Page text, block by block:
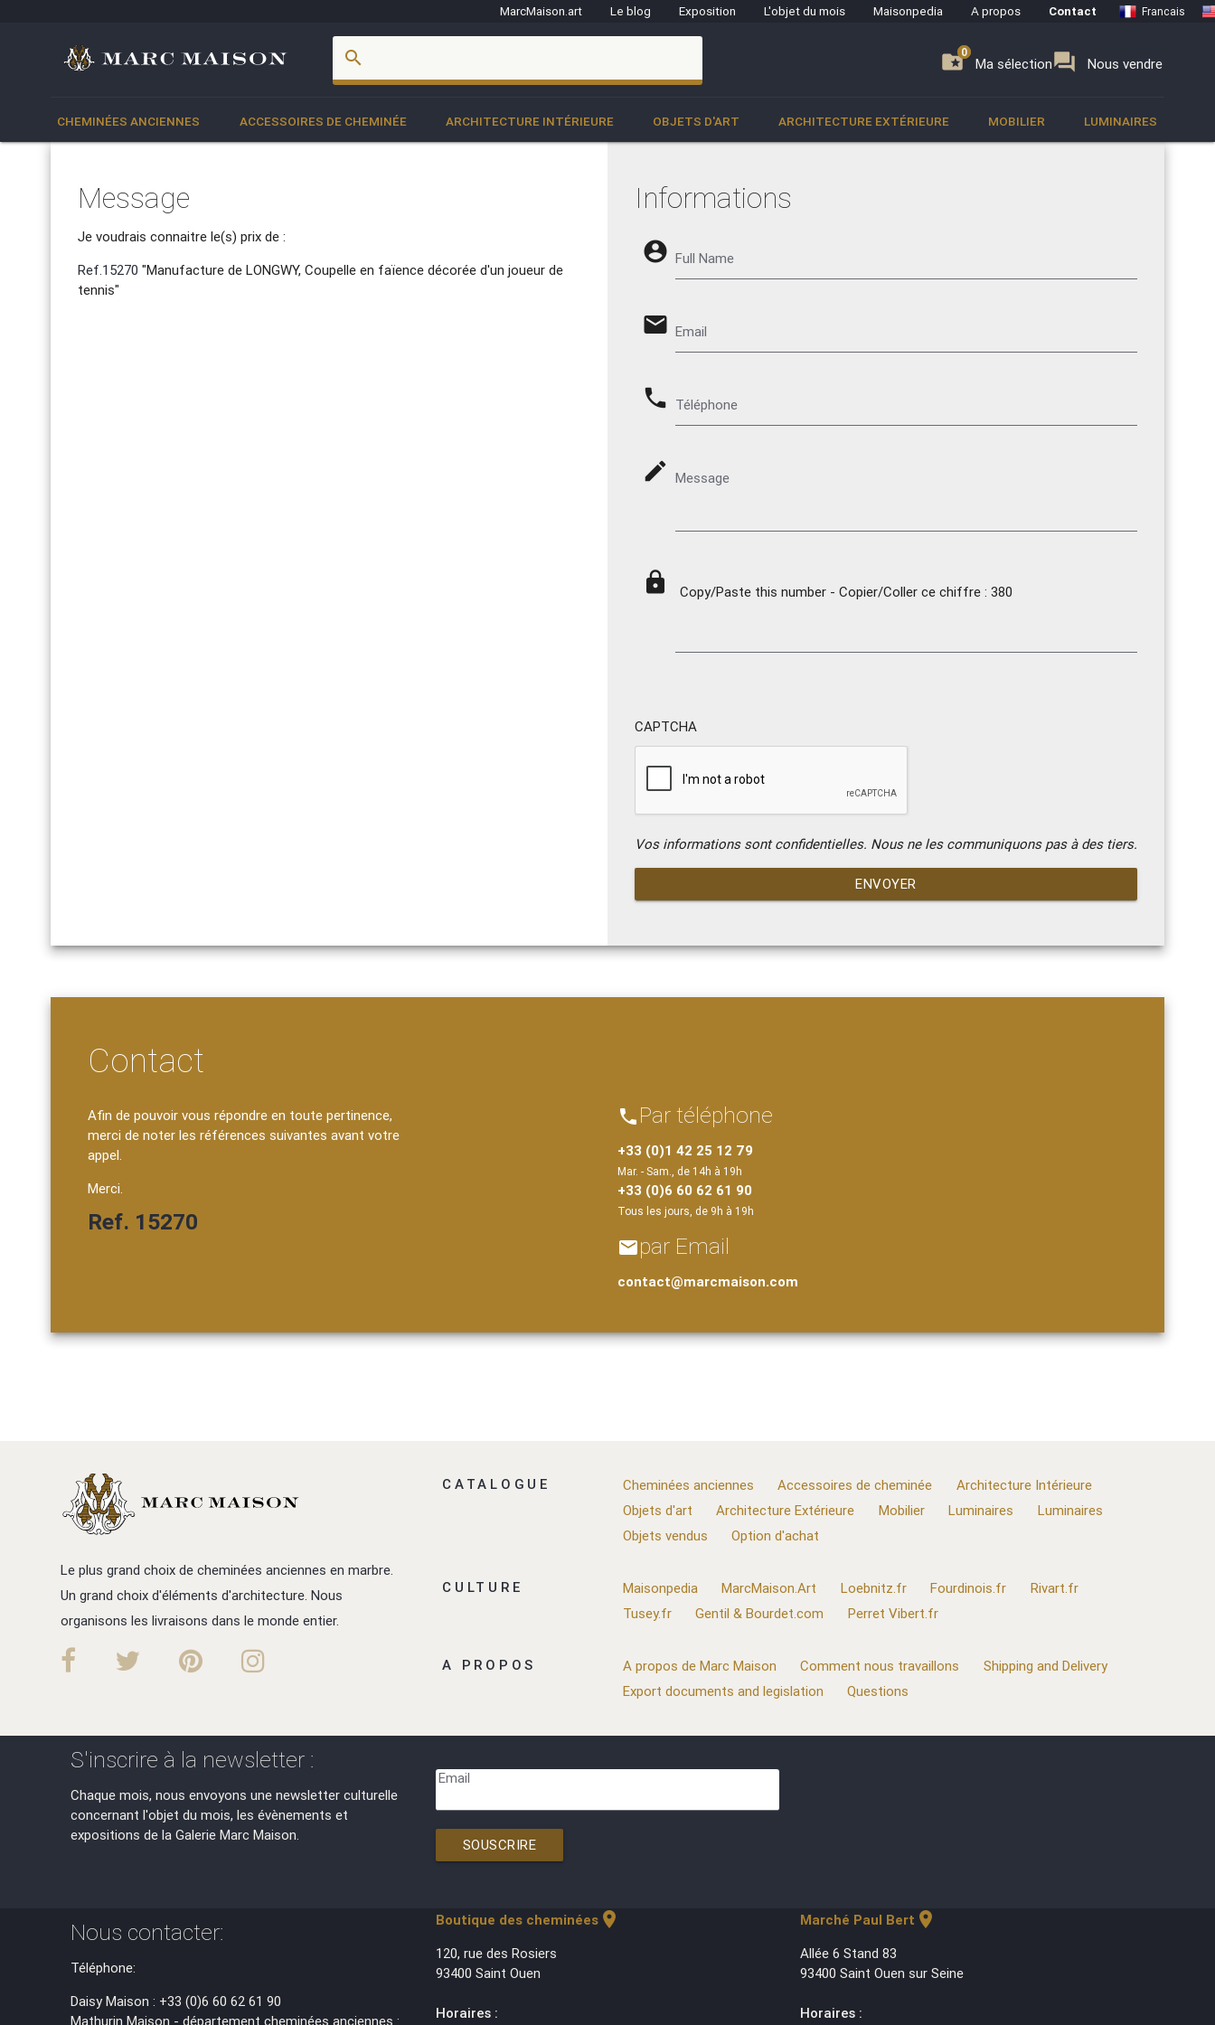
MarcMaison.art Le blog Exposition L'objet du mois Maisonpedia A propos Contact Francais
search folder_special Ma sélection
0 forum Nous vendre
0
CHEMINÉES ANCIENNES ACCESSOIRES DE CHEMINÉE ARCHITECTURE INTÉRIEURE OBJETS D'ART ARCHITECTURE EXTÉRIEURE MOBILIER LUMINAIRES
Message
Je voudrais connaitre le(s) prix de :
Ref.15270 "Manufacture de LONGWY, Coupelle en faïence décorée d'un joueur de
tennis"
Informations
account_circle Full Name
email Email
phone Téléphone
mode_edit Message
lock Copy/Paste this number - Copier/Coller ce chiffre : 380
CAPTCHA
Vos informations sont confidentielles. Nous ne les communiquons pas à des tiers.
ENVOYER
Contact
Afin de pouvoir vous répondre en toute pertinence,
merci de noter les références suivantes avant votre
appel.
Merci.
Ref. 15270
phone Par téléphone
+33 (0)1 42 25 12 79
Mar. - Sam., de 14h à 19h
+33 (0)6 60 62 61 90
Tous les jours, de 9h à 19h
emailpar Email
contact@marcmaison.com
Le plus grand choix de cheminées anciennes en marbre.
Un grand choix d'éléments d'architecture. Nous
organisons les livraisons dans le monde entier.
CATALOGUE Cheminées anciennes Accessoires de cheminée
Architecture Intérieure
Objets d'art
Architecture Extérieure Mobilier Luminaires
Luminaires
Objets vendus
Option d'achat
CULTURE Maisonpedia MarcMaison.Art Loebnitz.fr Fourdinois.fr
Rivart.fr
Tusey.fr
Gentil & Bourdet.com Perret Vibert.fr
A PROPOS A propos de Marc Maison Comment nous travaillons
Shipping and Delivery
Export documents and legislation
Questions
S'inscrire à la newsletter :
Chaque mois, nous envoyons une newsletter culturelle
concernant l'objet du mois, les évènements et
expositions de la Galerie Marc Maison.
Email
SOUSCRIRE
Nous contacter:
Téléphone:
Daisy Maison : +33 (0)6 60 62 61 90
Mathurin Maison - département cheminées anciennes :
Boutique des cheminéeslocation_on
120, rue des Rosiers
93400 Saint Ouen
Horaires :
Marché Paul Bert location_on
Allée 6 Stand 83
93400 Saint Ouen sur Seine
Horaires :